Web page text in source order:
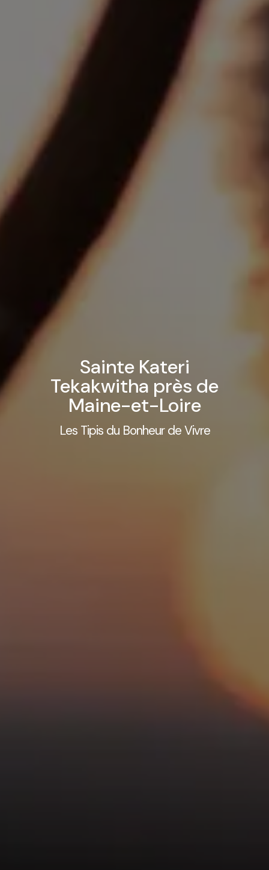
Sainte Kateri
Tekakwitha près de
Maine-et-Loire
Les Tipis du Bonheur de Vivre